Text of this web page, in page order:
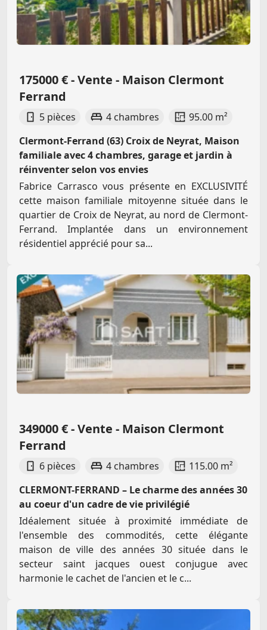
175000 € - Vente - Maison Clermont
Ferrand
5 pièces 4 chambres
95.00 m²
Clermont-Ferrand (63) Croix de Neyrat, Maison
familiale avec 4 chambres, garage et jardin à
réinventer selon vos envies
Fabrice Carrasco vous présente en EXCLUSIVITÉ
cette maison familiale mitoyenne située dans le
quartier de Croix de Neyrat, au nord de Clermont-
Ferrand. Implantée dans un environnement
résidentiel apprécié pour sa...
349000 € - Vente - Maison Clermont
Ferrand
6 pièces 4 chambres
115.00 m²
CLERMONT-FERRAND – Le charme des années 30
au coeur d'un cadre de vie privilégié
Idéalement située à proximité immédiate de
l'ensemble des commodités, cette élégante
maison de ville des années 30 située dans le
secteur saint jacques ouest conjugue avec
harmonie le cachet de l'ancien et le c...